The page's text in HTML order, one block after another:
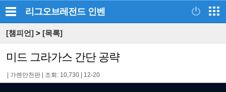
리그오브레전드 인벤
[챔피언] > [목록]
미드 그라가스 간단 공략
가렌만천판 조회: 10,730 12-20